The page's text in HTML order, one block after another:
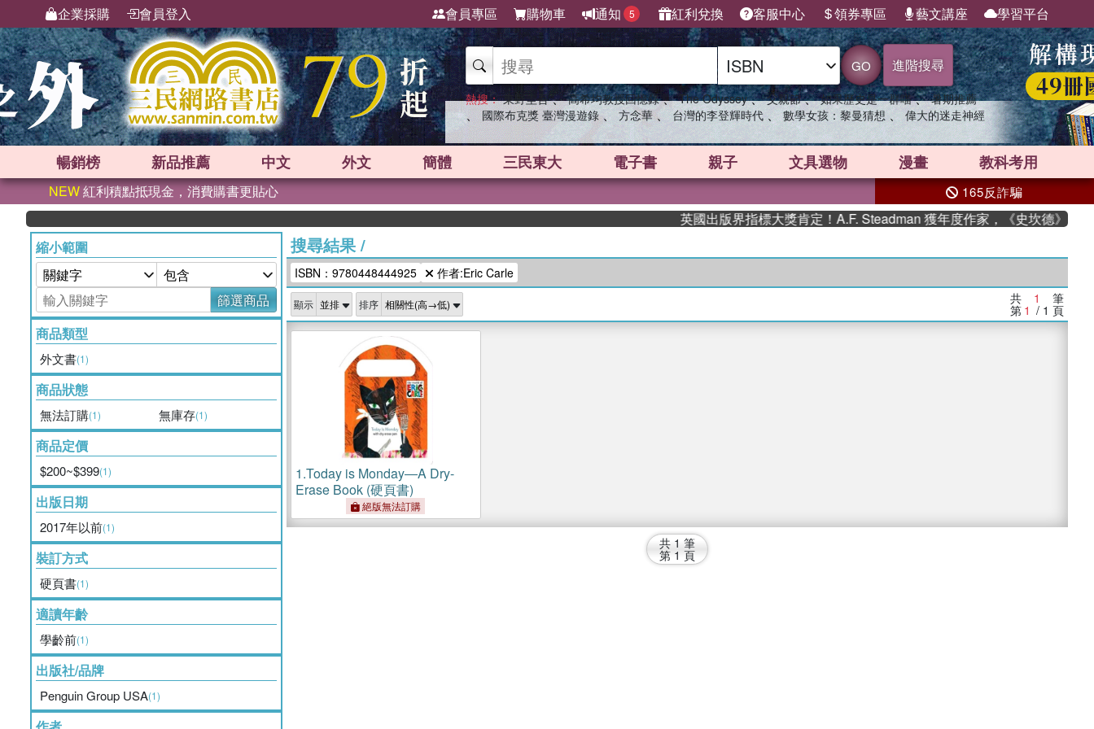
企業採購 會員登入 會員專區 購物車 通知 5 紅利兌換 客服中心 領券專區 藝文講座 學習平台
GO 進階搜尋
熱搜： 東野圭吾 、 高希均教授回憶錄 、 The Odyssey 、 父親節 、 如果歷史是一群喵 、 暑期推薦
、 國際布克獎 臺灣漫遊錄 、 方念華 、 台灣的李登輝時代 、 數學女孩：黎曼猜想 、 偉大的迷走神經
暢銷榜 新品推薦 中文 外文 簡體 三民東大 電子書 親子 文具選物 漫畫 教科考用
NEW紅利積點抵現金，消費購書更貼心 165反詐騙
英國出版界指標大獎肯定！A.F. Steadman 獲年度作家，《史坎德》系列帶
縮小範圍
篩選商品
商品類型
外文書(1)
商品狀態
無法訂購(1) 無庫存(1)
商品定價
$200~$399(1)
出版日期
2017年以前(1)
裝訂方式
硬頁書(1)
適讀年齡
學齡前(1)
出版社/品牌
Penguin Group USA(1)
搜尋結果/
ISBN：9780448444925 作者:Eric Carle
顯示 排序 共 1 筆
第 1 / 1 頁
1.Today is Monday―A Dry-
Erase Book (硬頁書)
絕版無法訂購
共 1 筆
第 1 頁